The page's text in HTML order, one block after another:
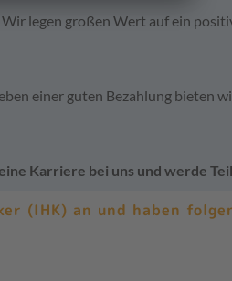
legen großen Wert auf ein
einer guten Bezahlung bieten
Karriere bei uns und werde
(IHK) an und haben